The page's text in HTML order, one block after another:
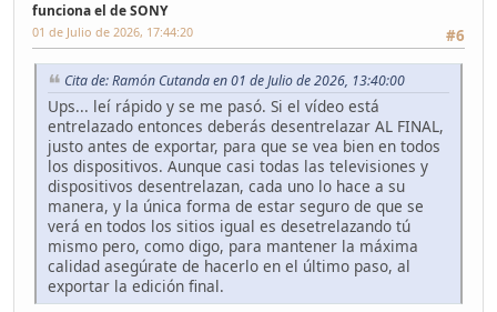
funciona el de SONY
#6
01 de Julio de 2026, 17:44:20
Cita de: Ramón Cutanda en 01 de Julio de 2026, 13:40:00
Ups... leí rápido y se me pasó. Si el vídeo está
entrelazado entonces deberás desentrelazar AL FINAL,
justo antes de exportar, para que se vea bien en todos
los dispositivos. Aunque casi todas las televisiones y
dispositivos desentrelazan, cada uno lo hace a su
manera, y la única forma de estar seguro de que se
verá en todos los sitios igual es desetrelazando tú
mismo pero, como digo, para mantener la máxima
calidad asegúrate de hacerlo en el último paso, al
exportar la edición final.